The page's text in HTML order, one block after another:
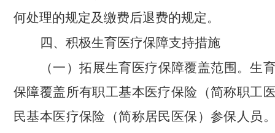
何处理的规定及缴费后退费的规定。
四、积极生育医疗保障支持措施
（一）拓展生育医疗保障覆盖范围。生
保障覆盖所有职工基本医疗保险 （简称职工
民基本医疗保险 （简称居民医保 ）参保人员